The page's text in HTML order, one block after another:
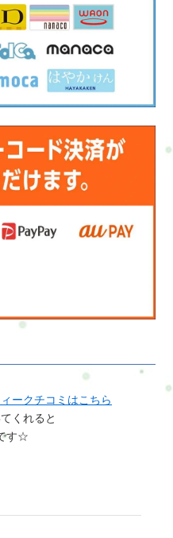
ークチコミはこちら
くれると
す☆